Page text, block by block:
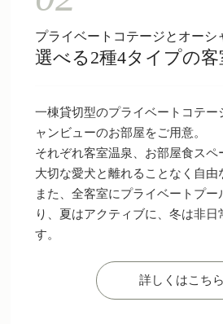
プライベートコテージとオーシ
選べる2種4タイプの客
一棟貸切型のプライベートコテー
ャンビューのお部屋をご用意。
それぞれ客室温泉、お部屋食スペ
大切な愛犬と離れることなく自由
また、全客室にプライベートプー
り、夏はアクティブに、冬は非日
す。
詳しくはこちら